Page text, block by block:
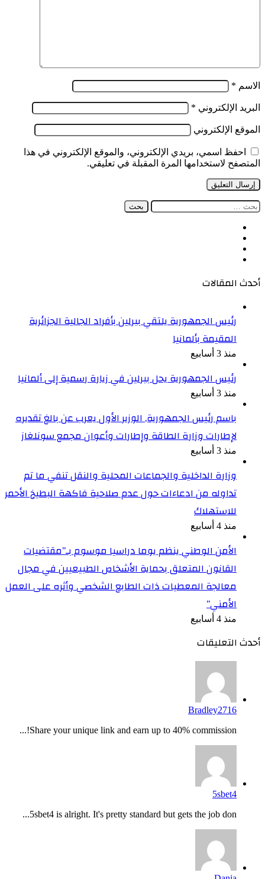
الاسم *
البريد الإلكتروني *
الموقع الإلكتروني
احفظ اسمي، بريدي الإلكتروني، والموقع الإلكتروني في هذا
المتصفح لاستخدامها المرة المقبلة في تعليقي.
البحث
أحدث المقالات
رئيس الجمهورية يلتقي ببرلين بأفراد الجالية الجزائرية
المقيمة بألمانيا
منذ 3 أسابيع
رئيس الجمهورية يحل ببرلين في زيارة رسمية إلى ألمانيا
منذ 3 أسابيع
باسم رئيس الجمهورية, الوزير الأول يعرب عن بالغ تقديره
لإطارات وزارة الطاقة وإطارات وأعوان مجمع سونلغاز
منذ 3 أسابيع
وزارة الداخلية والجماعات المحلية والنقل تنفي ما تم
تداوله من ادعاءات حول عدم صلاحية فاكهة البطيخ الأحمر
للاستهلاك
منذ 4 أسابيع
الأمن الوطني ينظم يوما دراسيا موسوم بـ”مقتضيات
القانون المتعلق بحماية الأشخاص الطبيعيين في مجال
معالجة المعطيات ذات الطابع الشخصي وأثره على العمل
الأمني”
منذ 4 أسابيع
أحدث التعليقات
Bradley2716
Share your unique link and earn up to 40% commission!...
5sbet4
5sbet4 is alright. It's pretty standard but gets the job don...